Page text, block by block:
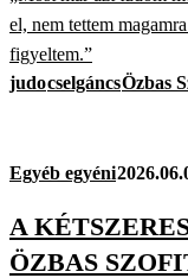
el, nem tettem
figyeltem.”
judocselgáncsÖzbas
Egyéb egyéni
A
ÖZBAS